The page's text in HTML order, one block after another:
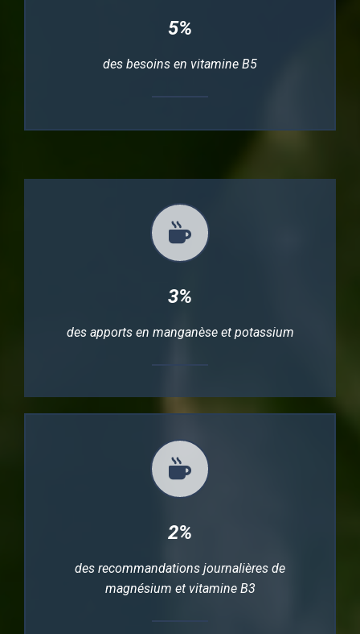
5%
des besoins en vitamine B5
3%
des apports en manganèse et potassium
2%
des recommandations journalières de
magnésium et vitamine B3